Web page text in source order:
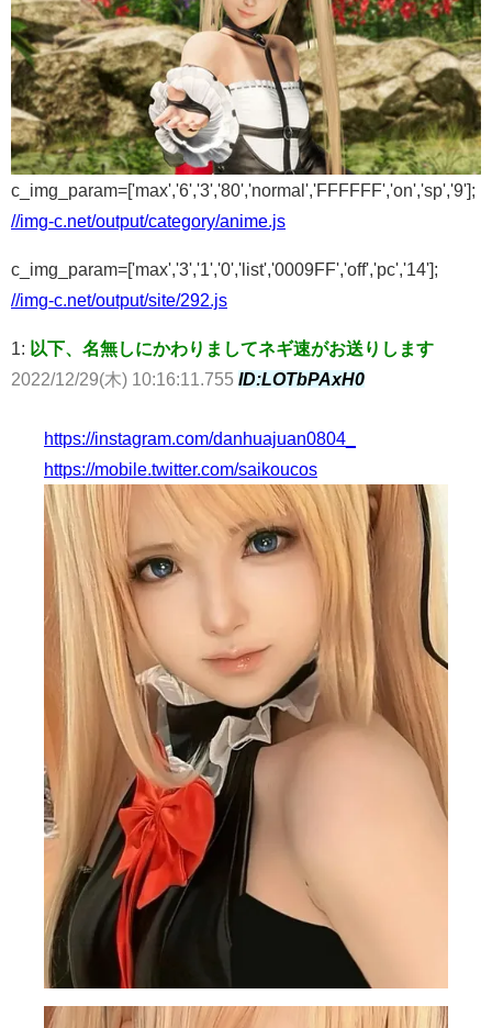
c_img_param=['max','6','3','80','normal','FFFFFF','on','sp','9'];
//img-c.net/output/category/anime.js
c_img_param=['max','3','1','0','list','0009FF','off','pc','14'];
//img-c.net/output/site/292.js
1: 以下、名無しにかわりましてネギ速がお送りします
2022/12/29(木) 10:16:11.755 ID:LOTbPAxH0
https://instagram.com/danhuajuan0804_
https://mobile.twitter.com/saikoucos